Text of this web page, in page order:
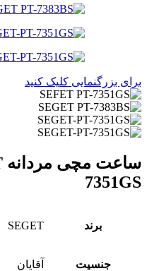
برای بزرگنمایی کلیک کنید
7351GS
برند SEGET
جنسیت آقایان